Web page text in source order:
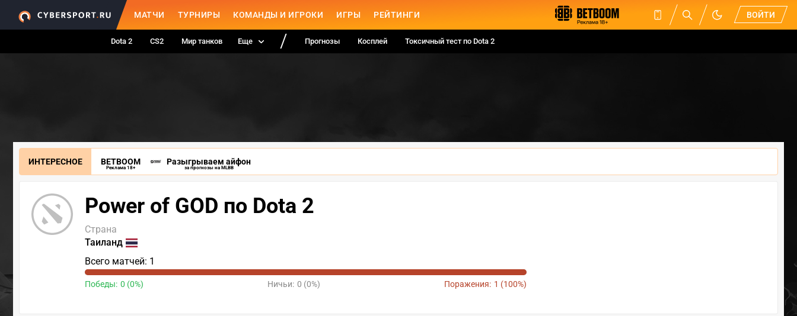
МАТЧИ ТУРНИРЫ КОМАНДЫ И ИГРОКИ ИГРЫ РЕЙТИНГИ ВОЙТИ
Dota 2 CS2 Мир танков Еще Прогнозы Косплей Токсичный тест по Dota 2
ИНТЕРЕСНОЕ BETBOOM
Реклама 18+
Разыгрываем айфон
за прогнозы на MLBB
Power of GOD по Dota 2
Страна
Таиланд
Всего матчей: 1
Победы: 0 (0%) Ничьи: 0 (0%) Поражения: 1 (100%)